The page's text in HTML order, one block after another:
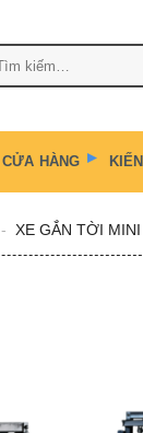
CỬA HÀNG
- XE GẮN TỜI